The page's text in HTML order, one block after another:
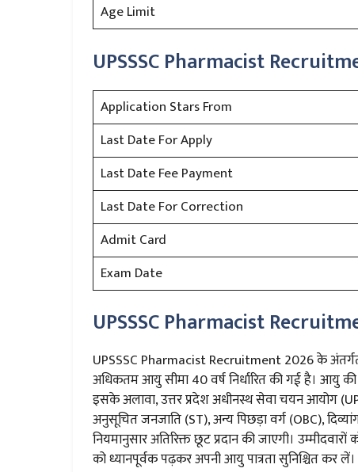
Age Limit
UPSSSC Pharmacist
Application Stars From
Last Date For Apply
Last Date Fee Payment
Last Date For Correction
Admit Card
Exam Date
UPSSSC Pharmacist
UPSSSC Pharmacist Recruitment 2026 के
अधिकतम आयु सीमा 40 वर्ष निर्धारित की गई है। आयु
इसके अलावा, उत्तर प्रदेश अधीनस्थ सेवा चयन आयोग
अनुसूचित जनजाति (ST), अन्य पिछड़ा वर्ग (OBC),
नियमानुसार अतिरिक्त छूट प्रदान की जाएगी।
को ध्यानपूर्वक पढ़कर अपनी आयु पात्रता सुनिश्चित कर लें।